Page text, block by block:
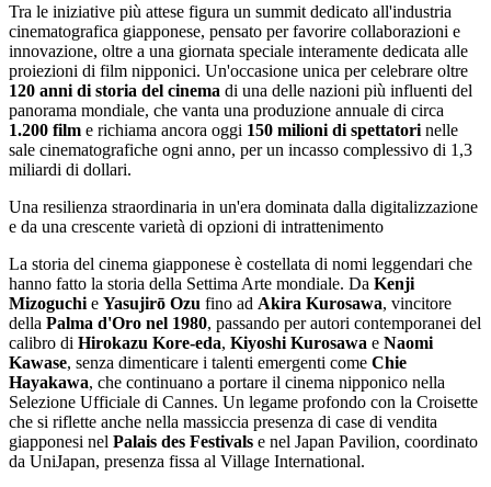
Tra le iniziative più attese figura un summit dedicato all'industria
cinematografica giapponese, pensato per favorire collaborazioni e
innovazione, oltre a una giornata speciale interamente dedicata alle
proiezioni di film nipponici. Un'occasione unica per celebrare oltre
120 anni di storia del cinema di una delle nazioni più influenti del
panorama mondiale, che vanta una produzione annuale di circa
1.200 film e richiama ancora oggi 150 milioni di spettatori nelle
sale cinematografiche ogni anno, per un incasso complessivo di 1,3
miliardi di dollari.
Una resilienza straordinaria in un'era dominata dalla digitalizzazione
e da una crescente varietà di opzioni di intrattenimento
La storia del cinema giapponese è costellata di nomi leggendari che
hanno fatto la storia della Settima Arte mondiale. Da Kenji
Mizoguchi e Yasujirō Ozu fino ad Akira Kurosawa, vincitore
della Palma d'Oro nel 1980, passando per autori contemporanei del
calibro di Hirokazu Kore-eda, Kiyoshi Kurosawa e Naomi
Kawase, senza dimenticare i talenti emergenti come Chie
Hayakawa, che continuano a portare il cinema nipponico nella
Selezione Ufficiale di Cannes. Un legame profondo con la Croisette
che si riflette anche nella massiccia presenza di case di vendita
giapponesi nel Palais des Festivals e nel Japan Pavilion, coordinato
da UniJapan, presenza fissa al Village International.